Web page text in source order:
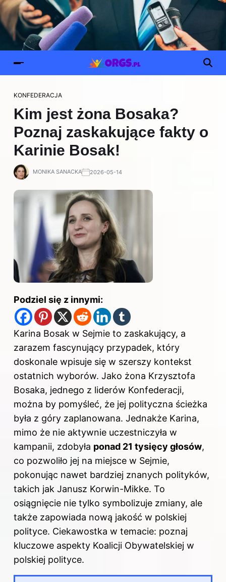
KONFEDERACJA
Kim jest żona Bosaka?
Poznaj zaskakujące fakty o
Karinie Bosak!
MONIKA SANACKA 2026-05-14
Podziel się z innymi:
Karina Bosak w Sejmie to zaskakujący, a
zarazem fascynujący przypadek, który
doskonale wpisuje się w szerszy kontekst
ostatnich wyborów. Jako żona Krzysztofa
Bosaka, jednego z liderów Konfederacji,
można by pomyśleć, że jej polityczna ścieżka
była z góry zaplanowana. Jednakże Karina,
mimo że nie aktywnie uczestniczyła w
kampanii, zdobyła ponad 21 tysięcy głosów,
co pozwoliło jej na miejsce w Sejmie,
pokonując nawet bardziej znanych polityków,
takich jak Janusz Korwin-Mikke. To
osiągnięcie nie tylko symbolizuje zmiany, ale
także zapowiada nową jakość w polskiej
polityce. Ciekawostka w temacie: poznaj
kluczowe aspekty Koalicji Obywatelskiej w
polskiej polityce.